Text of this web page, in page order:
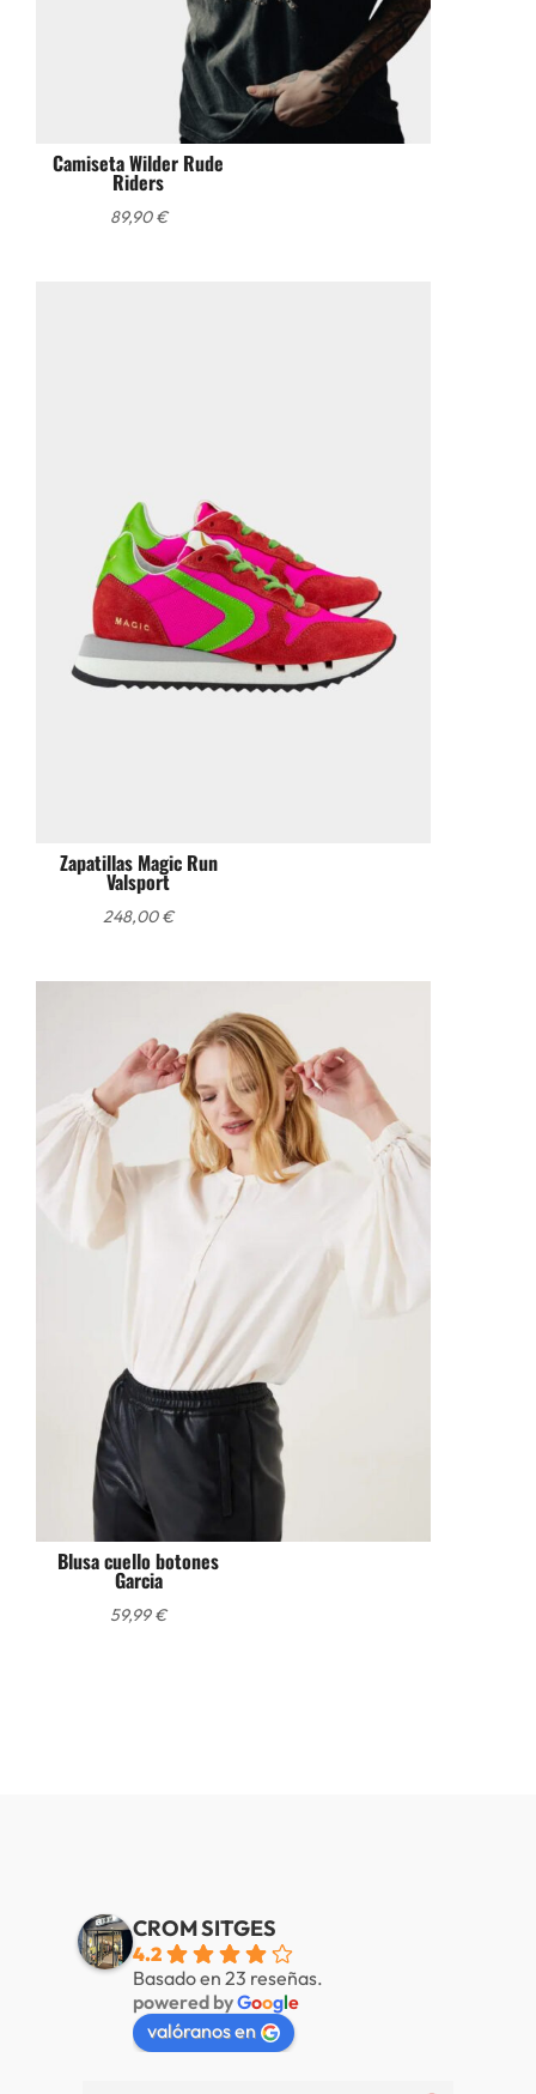
Camiseta Wilder Rude
Riders
89,90€
Zapatillas Magic Run
Valsport
248,00€
Blusa cuello botones
Garcia
59,99€
CROM SITGES
4.2
Basado en 23 reseñas.
powered byGoogle
valóranos en